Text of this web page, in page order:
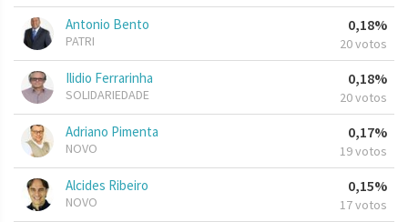
Antonio Bento
PATRI
0,18%
20 votos
Ilidio Ferrarinha
SOLIDARIEDADE
0,18%
20 votos
Adriano Pimenta
NOVO
0,17%
19 votos
Alcides Ribeiro
NOVO
0,15%
17 votos